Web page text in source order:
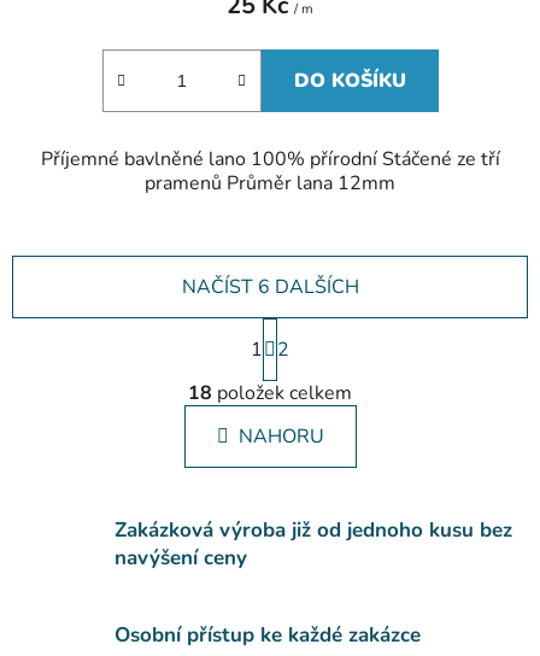
/ m
DO KOŠÍKU
Příjemné bavlněné lano 100% přírodní Stáčené ze tří
pramenů Průměr lana 12mm
O
v
l
á
d
c
v
NAČÍST 6 DALŠÍCH
S
t
r
á
k
o
n
1
2
18 položek celkem
NAHORU
Zakázková výroba již od jednoho kusu bez
navýšení ceny
Osobní přístup ke každé zakázce